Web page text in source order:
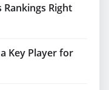
Rankings Right
Key Player for